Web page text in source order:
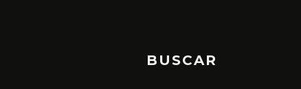
BUSCAR